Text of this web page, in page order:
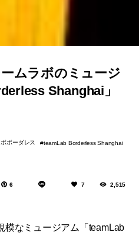
ムラボのミュージ
Shanghai」
ボーダレス teamLab Borderless Shanghai
6 7 2,515
模なミュージアム「teamLab